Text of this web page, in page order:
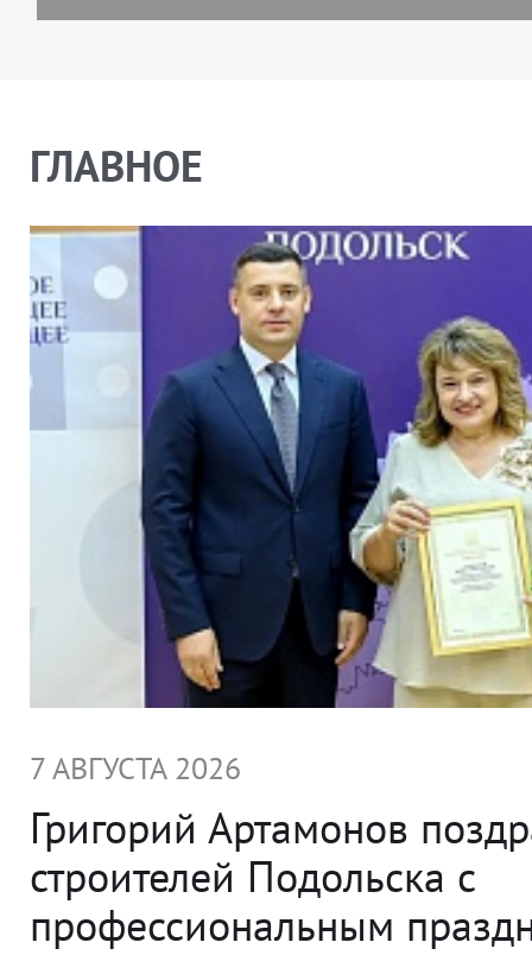
ГЛАВНОЕ
7 АВГУСТА 2026
Григорий Артамонов
строителей Подольска с
профессиональным